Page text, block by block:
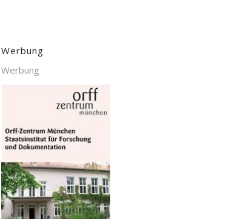
Werbung
Werbung